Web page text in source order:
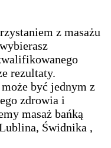
z masażu
rezultaty.
być jednym z
zdrowia i
masaż bańką
Świdnika ,